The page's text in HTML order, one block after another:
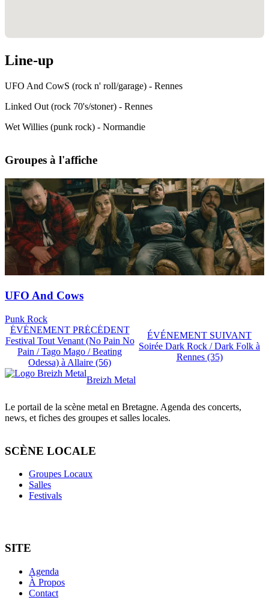
Line-up
UFO And CowS (rock n' roll/garage) - Rennes
Linked Out (rock 70's/stoner) - Rennes
Wet Willies (punk rock) - Normandie
Groupes à l'affiche
UFO And Cows
Punk Rock
ÉVÉNEMENT PRÉCÉDENT
Festival Tout Venant (No Pain No
Pain / Tago Mago / Beating
Odessa) à Allaire (56)
ÉVÉNEMENT SUIVANT
Soirée Dark Rock / Dark Folk à
Rennes (35)
Breizh Metal
Le portail de la scène metal en Bretagne. Agenda des concerts,
news, et fiches des groupes et salles locales.
SCÈNE LOCALE
Groupes Locaux
Salles
Festivals
SITE
Agenda
À Propos
Contact